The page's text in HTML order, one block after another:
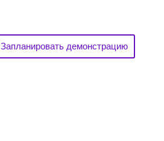
Запланировать демонстрацию